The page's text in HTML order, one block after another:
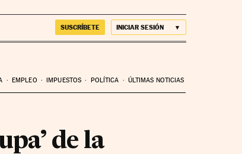
SUSCRÍBETE INICIAR SESIÓN
EMPLEO IMPUESTOS POLÍTICA ÚLTIMAS NOTICIAS
de la